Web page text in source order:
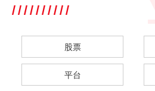
股票
平台